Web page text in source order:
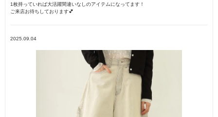
1枚持っていれば大活躍間違いなしのアイテムになってます！
ご来店お待ちしております💕
2025.09.04